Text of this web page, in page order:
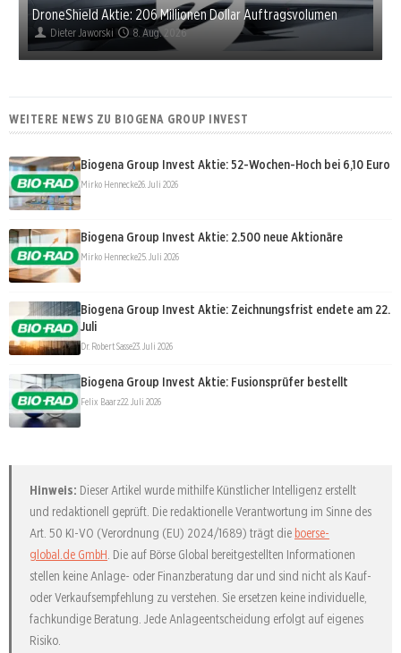
DroneShield Aktie: 206 Millionen Dollar Auftragsvolumen
Dieter Jaworski 8. Aug. 2026
WEITERE NEWS ZU BIOGENA GROUP INVEST
Biogena Group Invest Aktie: 52-Wochen-Hoch bei 6,10 Euro
Mirko Hennecke26. Juli 2026
Biogena Group Invest Aktie: 2.500 neue Aktionäre
Mirko Hennecke25. Juli 2026
Biogena Group Invest Aktie: Zeichnungsfrist endete am 22.
Juli
Dr. Robert Sasse23. Juli 2026
Biogena Group Invest Aktie: Fusionsprüfer bestellt
Felix Baarz22. Juli 2026
Hinweis: Dieser Artikel wurde mithilfe Künstlicher Intelligenz erstellt
und redaktionell geprüft. Die redaktionelle Verantwortung im Sinne des
Art. 50 KI-VO (Verordnung (EU) 2024/1689) trägt die boerse-
global.de GmbH . Die auf Börse Global bereitgestellten Informationen
stellen keine Anlage- oder Finanzberatung dar und sind nicht als Kauf-
oder Verkaufsempfehlung zu verstehen. Sie ersetzen keine individuelle,
fachkundige Beratung. Jede Anlageentscheidung erfolgt auf eigenes
Risiko.